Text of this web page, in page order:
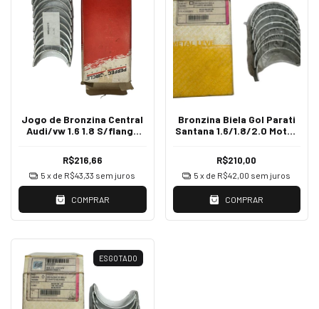
Jogo de Bronzina Central
Audi/vw 1.6 1.8 S/flange
R$216,66
5 x de R$43,33 sem juros
COMPRAR
Bronzina Biela Gol Parati
Santana 1.6/1.8/2.0 Motor
R$210,00
5 x de R$42,00 sem juros
COMPRAR
ESGOTADO